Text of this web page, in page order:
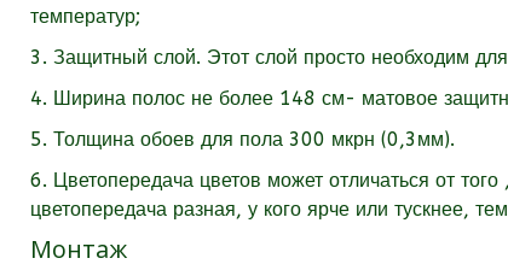
температур;
3. Защитный слой. Этот слой просто необходим
4. Ширина полос не более 148 см- матовое
5. Толщина обоев для пола 300 мкрн (0,3мм).
6. Цветопередача цветов может отличаться от
цветопередача разная, у кого ярче или тускнее,
Монтаж